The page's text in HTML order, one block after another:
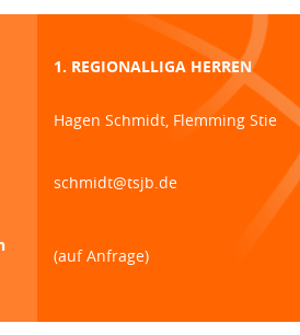
1. REGIONALLIGA HERREN
Hagen Schmidt, Flemming Stie
schmidt@tsjb.de
(auf Anfrage)